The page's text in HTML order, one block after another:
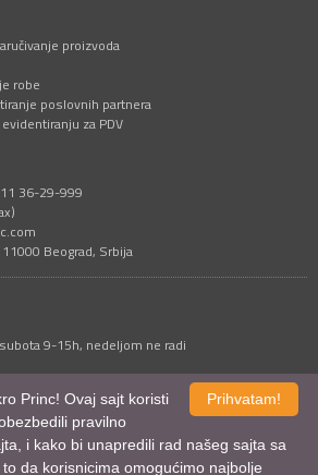
proizvoda
robe
poslovnih partnera
za PDV
36-29-999
Beograd, Srbija
9-15h, nedeljom ne radi
u dinarima. PDV je uračunat u cenu.
Prihvatam!
Princ! Ovaj sajt koristi
pravilno
i kako bi unapredili rad našeg sajta sa
da korisnicima omogućimo najbolje